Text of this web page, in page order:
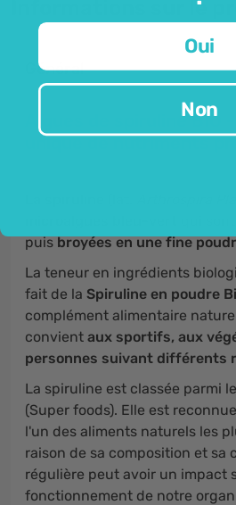
Informations sur le
Général
Algues de spiruline BIO
unique de nutriments
puisbroyées en une fine
La teneur en ingrédients
fait de la Spiruline en poudre
complément alimentaire
convient aux sportifs, aux
personnes suivant différents
La spiruline est classée parmi
(Super foods). Elle est
l'un des aliments naturels les
raison de sa composition et sa
régulière peut avoir un impact
fonctionnement de notre
Oui
Non